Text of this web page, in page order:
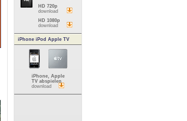
HD 720p
download
HD 1080p
download
iPhone iPod Apple TV
iPhone, Apple
TV abspielen
download